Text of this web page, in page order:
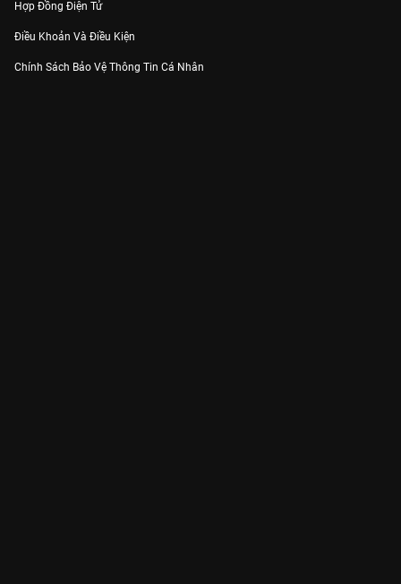
Hợp Đồng Điện Tử
Điều Khoản Và Điều Kiện
Chính Sách Bảo Vệ Thông Tin Cá Nhân